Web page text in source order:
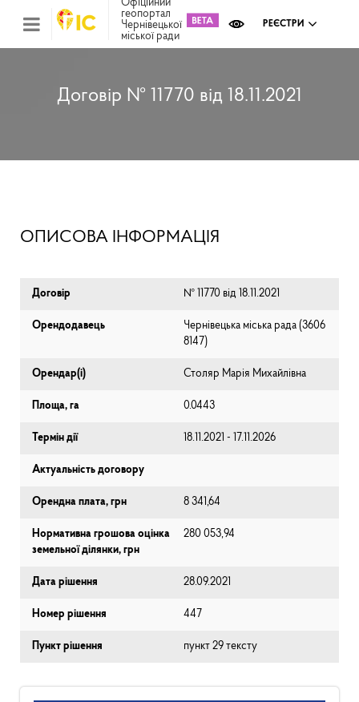
Офіційний
геопортал
Чернівецької
міської ради
РЕЄСТРИ
Договір № 11770 від 18.11.2021
ОПИСОВА ІНФОРМАЦІЯ
Договір № 11770 від 18.11.2021
Орендодавець
Чернівецька міська рада (⁨3606
8147⁩)
Орендар(і) Столяр Марія Михайлівна
Площа, га 0.0443
Термін дії 18.11.2021 - 17.11.2026
Актуальність договору
Орендна плата, грн 8 341,64
Нормативна грошова оцінка
земельної ділянки, грн
280 053,94
Дата рішення 28.09.2021
Номер рішення 447
Пункт рішення пункт 29 тексту